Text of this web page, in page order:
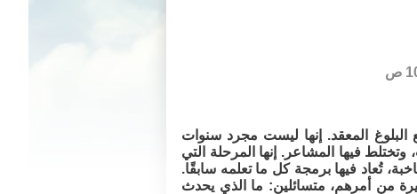
البلوغ المعقد. إنها ليست مجرد سنوات
فيها المشاعر. إنها المرحلة التي
تُعاد فيها برمجة كل ما تعلمه سابقًا.
من أمرهم، متسائلين: ما الذي يحدث